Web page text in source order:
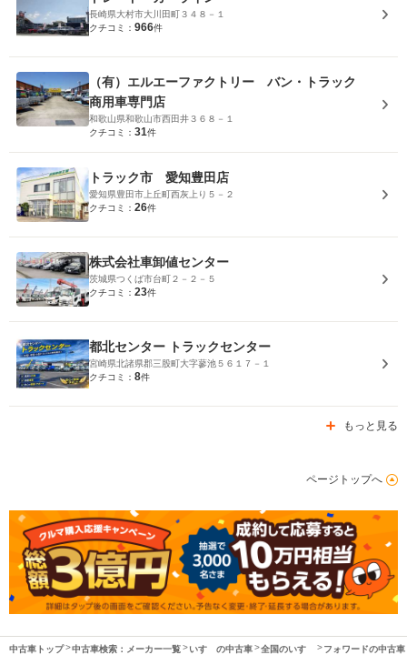
長崎県大村市大川田町３４８－１
クチコミ： 966件
（有）エルエーファクトリー バン・トラック
商用車専門店
和歌山県和歌山市西田井３６８－１
クチコミ： 31件
トラック市 愛知豊田店
愛知県豊田市上丘町西灰上り５－２
クチコミ： 26件
株式会社車卸値センター
茨城県つくば市台町２－２－５
クチコミ： 23件
都北センター トラックセンター
宮崎県北諸県郡三股町大字蓼池５６１７－１
クチコミ： 8件
もっと見る
ページトップへ
中古車トップ 中古車検索：メーカー一覧 いすゞの中古車 全国のいすゞ フォワードの中古車